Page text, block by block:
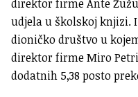
direktor firme Ante
udjela u školskoj knjizi.
dioničko društvo u
direktor firme Miro
dodatnih 5,38 posto